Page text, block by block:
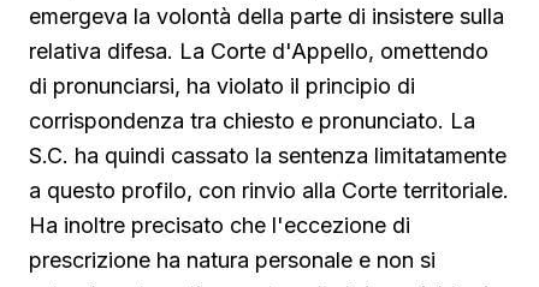
emergeva la volontà della parte di insistere sulla
relativa difesa. La Corte d'Appello, omettendo
di pronunciarsi, ha violato il principio di
corrispondenza tra chiesto e pronunciato. La
S.C. ha quindi cassato la sentenza limitatamente
a questo profilo, con rinvio alla Corte territoriale.
Ha inoltre precisato che l'eccezione di
prescrizione ha natura personale e non si